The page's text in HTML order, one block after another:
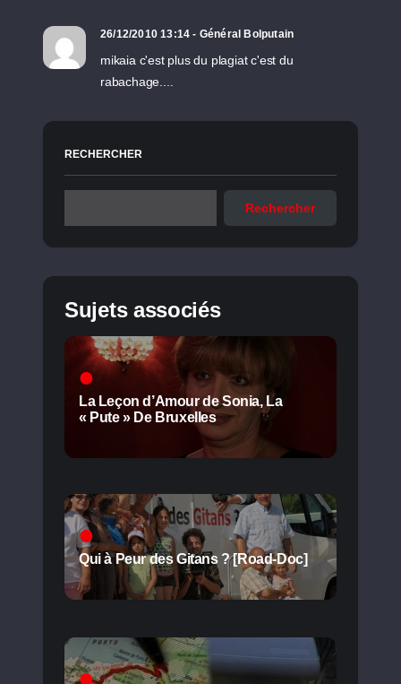
26/12/2010 13:14 - Général Bolputain
mikaia c'est plus du plagiat c'est du
rabachage....
RECHERCHER
Rechercher
Sujets associés
La Leçon d’Amour de Sonia, La
« Pute » De Bruxelles
Qui à Peur des Gitans ? [Road-Doc]